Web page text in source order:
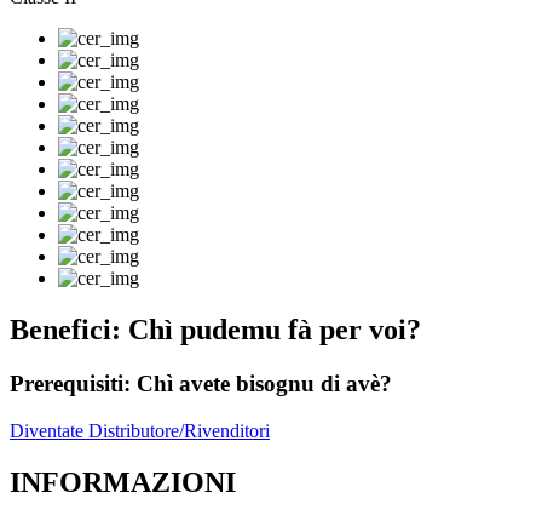
Benefici: Chì pudemu fà per voi?
Prerequisiti: Chì avete bisognu di avè?
Diventate Distributore/Rivenditori
INFORMAZIONI